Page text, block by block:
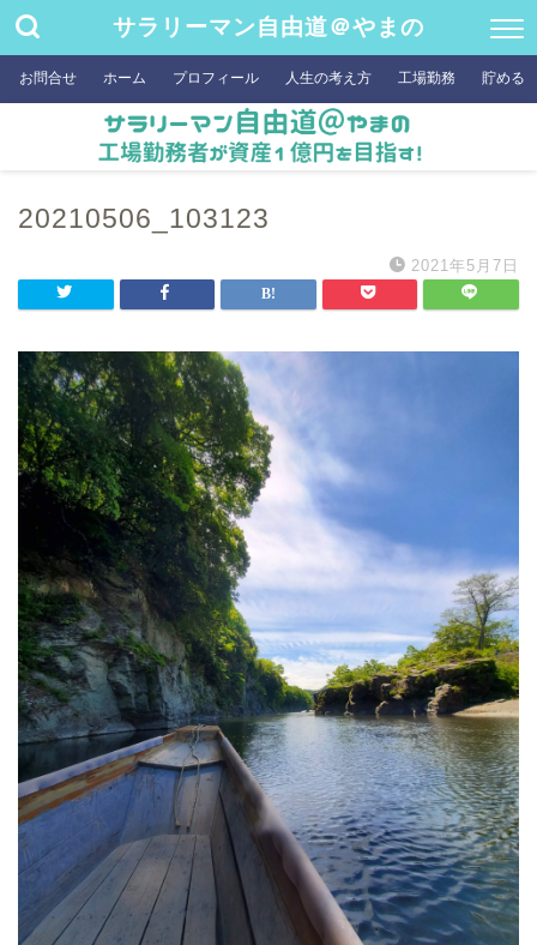
サラリーマン自由道＠やまの
お問合せ ホーム プロフィール 人生の考え方 工場勤務 貯める
20210506_103123
2021年5月7日